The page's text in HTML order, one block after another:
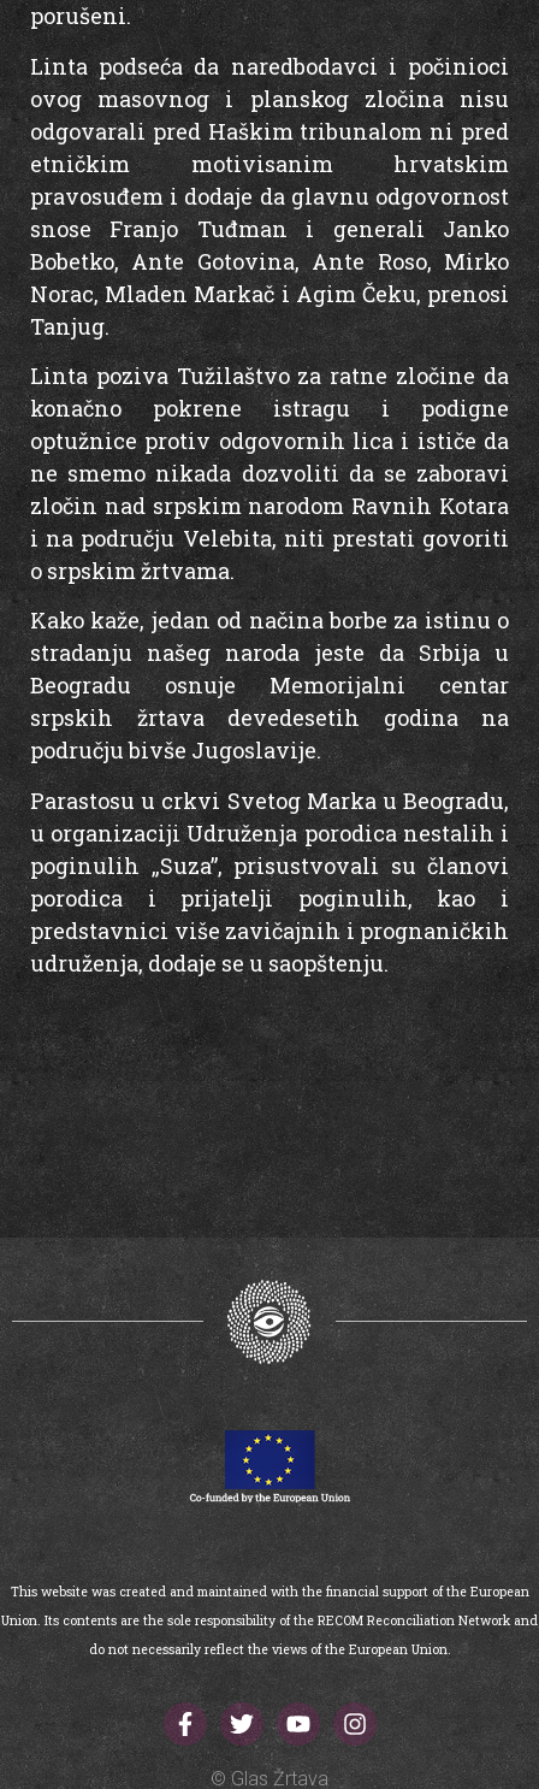
porušeni.
Linta podseća da naredbodavci i počinioci
ovog masovnog i planskog zločina nisu
odgovarali pred Haškim tribunalom ni pred
etničkim motivisanim hrvatskim
pravosuđem i dodaje da glavnu odgovornost
snose Franjo Tuđman i generali Janko
Bobetko, Ante Gotovina, Ante Roso, Mirko
Norac, Mladen Markač i Agim Čeku, prenosi
Tanjug.
Linta poziva Tužilaštvo za ratne zločine da
konačno pokrene istragu i podigne
optužnice protiv odgovornih lica i ističe da
ne smemo nikada dozvoliti da se zaboravi
zločin nad srpskim narodom Ravnih Kotara
i na području Velebita, niti prestati govoriti
o srpskim žrtvama.
Kako kaže, jedan od načina borbe za istinu o
stradanju našeg naroda jeste da Srbija u
Beogradu osnuje Memorijalni centar
srpskih žrtava devedesetih godina na
području bivše Jugoslavije.
Parastosu u crkvi Svetog Marka u Beogradu,
u organizaciji Udruženja porodica nestalih i
poginulih „Suza”, prisustvovali su članovi
porodica i prijatelji poginulih, kao i
predstavnici više zavičajnih i prognaničkih
udruženja, dodaje se u saopštenju.
This website was created and maintained with the financial support of the European
Union. Its contents are the sole responsibility of the RECOM Reconciliation Network and
do not necessarily reflect the views of the European Union.
© Glas Žrtava